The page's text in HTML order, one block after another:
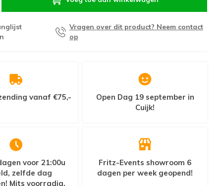
Vragen over dit product? Neem contact
op
vanaf €75,-
Open Dag 19 september in
Cuijk!
voor 21:00u
zelfde dag
Mits voorradig.
Fritz-Events showroom 6
dagen per week geopend!